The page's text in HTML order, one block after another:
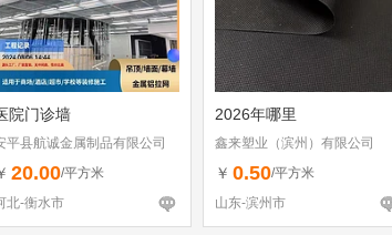
院门诊墙
平县航诚金属制品有限公司
20.00/平方米
北-衡水市
2026年哪里
鑫来塑业（滨州）有限公司
￥ 0.50/平方米
山东-滨州市